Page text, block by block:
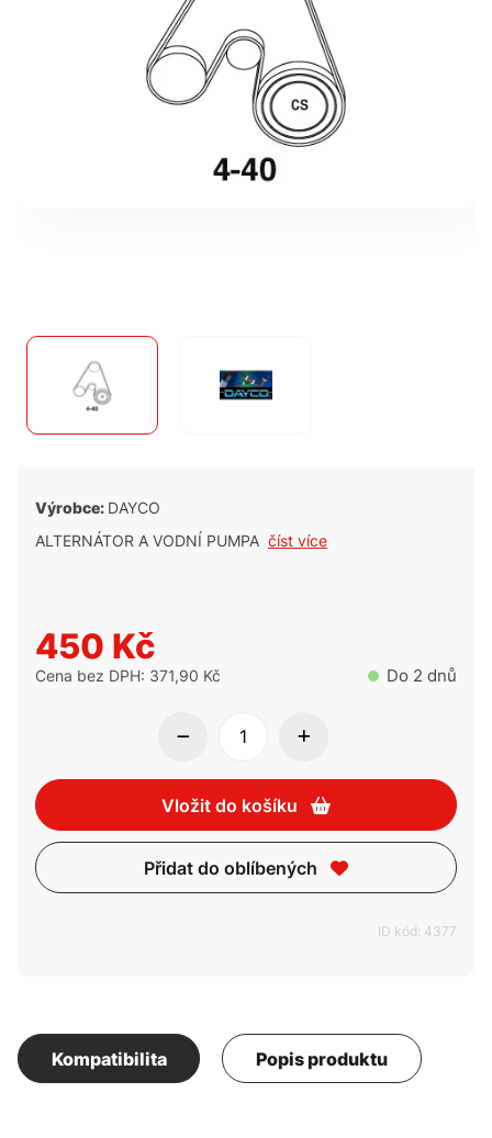
Výrobce: DAYCO
ALTERNÁTOR A VODNÍ PUMPA číst více
450 Kč
Cena bez DPH: 371,90 Kč Do 2 dnů
Vložit do košíku
Přidat do oblíbených
ID kód: 4377
Kompatibilita Popis produktu